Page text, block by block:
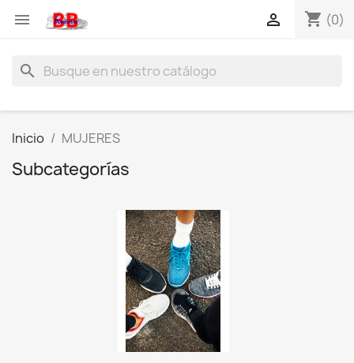
 shopping_cart (0)

search
Inicio MUJERES
Subcategorías